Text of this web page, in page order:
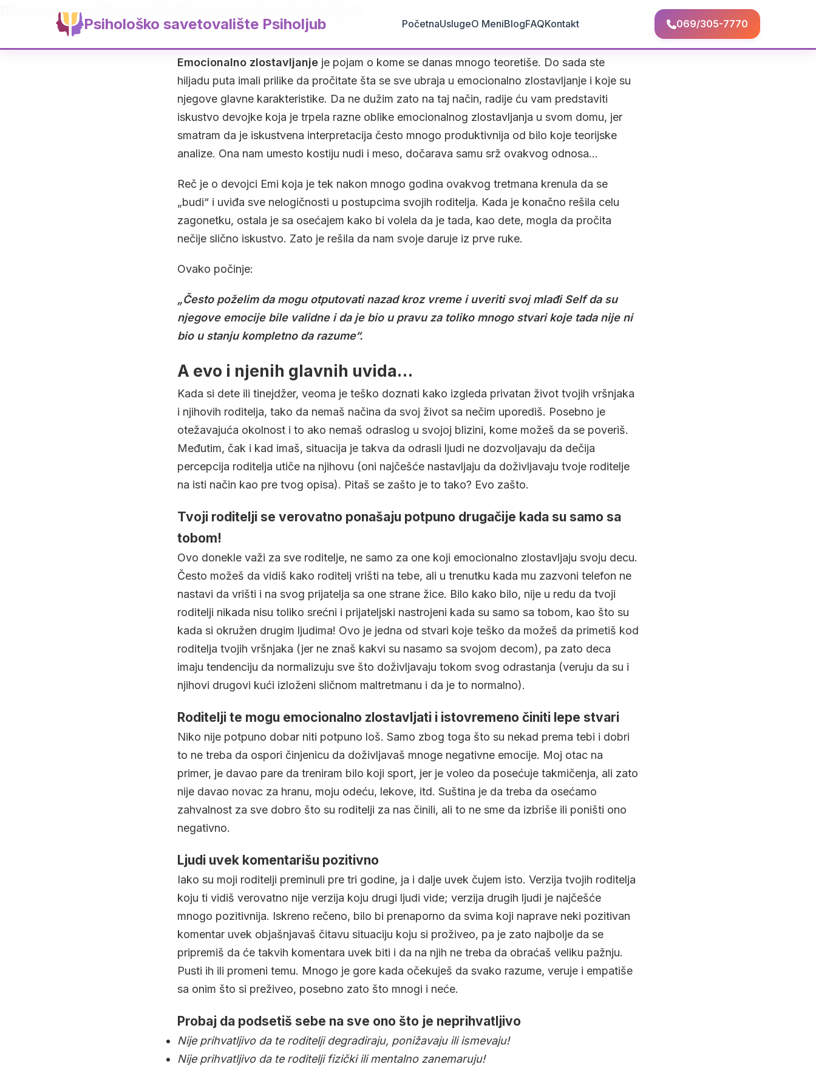
Psihološko savetovalište Psiholjub PočetnaUslugeO MeniBlogFAQKontakt 069/305-7770
Pismo svima čiji su roditelji emocionalni zlostavljači
Emocionalno zlostavljanje je pojam o kome se danas mnogo teoretiše. Do sada ste
hiljadu puta imali prilike da pročitate šta se sve ubraja u emocionalno zlostavljanje i koje su
njegove glavne karakteristike. Da ne dužim zato na taj način, radije ću vam predstaviti
iskustvo devojke koja je trpela razne oblike emocionalnog zlostavljanja u svom domu, jer
smatram da je iskustvena interpretacija često mnogo produktivnija od bilo koje teorijske
analize. Ona nam umesto kostiju nudi i meso, dočarava samu srž ovakvog odnosa…
Reč je o devojci Emi koja je tek nakon mnogo godina ovakvog tretmana krenula da se
„budi“ i uviđa sve nelogičnosti u postupcima svojih roditelja. Kada je konačno rešila celu
zagonetku, ostala je sa osećajem kako bi volela da je tada, kao dete, mogla da pročita
nečije slično iskustvo. Zato je rešila da nam svoje daruje iz prve ruke.
Ovako počinje:
„Često poželim da mogu otputovati nazad kroz vreme i uveriti svoj mlađi Self da su
njegove emocije bile validne i da je bio u pravu za toliko mnogo stvari koje tada nije ni
bio u stanju kompletno da razume“.
A evo i njenih glavnih uvida…
Kada si dete ili tinejdžer, veoma je teško doznati kako izgleda privatan život tvojih vršnjaka
i njihovih roditelja, tako da nemaš načina da svoj život sa nečim uporediš. Posebno je
otežavajuća okolnost i to ako nemaš odraslog u svojoj blizini, kome možeš da se poveriš.
Međutim, čak i kad imaš, situacija je takva da odrasli ljudi ne dozvoljavaju da dečija
percepcija roditelja utiče na njihovu (oni najčešće nastavljaju da doživljavaju tvoje roditelje
na isti način kao pre tvog opisa). Pitaš se zašto je to tako? Evo zašto.
Tvoji roditelji se verovatno ponašaju potpuno drugačije kada su samo sa
tobom!
Ovo donekle važi za sve roditelje, ne samo za one koji emocionalno zlostavljaju svoju decu.
Često možeš da vidiš kako roditelj vrišti na tebe, ali u trenutku kada mu zazvoni telefon ne
nastavi da vrišti i na svog prijatelja sa one strane žice. Bilo kako bilo, nije u redu da tvoji
roditelji nikada nisu toliko srećni i prijateljski nastrojeni kada su samo sa tobom, kao što su
kada si okružen drugim ljudima! Ovo je jedna od stvari koje teško da možeš da primetiš kod
roditelja tvojih vršnjaka (jer ne znaš kakvi su nasamo sa svojom decom), pa zato deca
imaju tendenciju da normalizuju sve što doživljavaju tokom svog odrastanja (veruju da su i
njihovi drugovi kući izloženi sličnom maltretmanu i da je to normalno).
Roditelji te mogu emocionalno zlostavljati i istovremeno činiti lepe stvari
Niko nije potpuno dobar niti potpuno loš. Samo zbog toga što su nekad prema tebi i dobri
to ne treba da ospori činjenicu da doživljavaš mnoge negativne emocije. Moj otac na
primer, je davao pare da treniram bilo koji sport, jer je voleo da posećuje takmičenja, ali zato
nije davao novac za hranu, moju odeću, lekove, itd. Suština je da treba da osećamo
zahvalnost za sve dobro što su roditelji za nas činili, ali to ne sme da izbriše ili poništi ono
negativno.
Ljudi uvek komentarišu pozitivno
Iako su moji roditelji preminuli pre tri godine, ja i dalje uvek čujem isto. Verzija tvojih roditelja
koju ti vidiš verovatno nije verzija koju drugi ljudi vide; verzija drugih ljudi je najčešće
mnogo pozitivnija. Iskreno rečeno, bilo bi prenaporno da svima koji naprave neki pozitivan
komentar uvek objašnjavaš čitavu situaciju koju si proživeo, pa je zato najbolje da se
pripremiš da će takvih komentara uvek biti i da na njih ne treba da obraćaš veliku pažnju.
Pusti ih ili promeni temu. Mnogo je gore kada očekuješ da svako razume, veruje i empatiše
sa onim što si preživeo, posebno zato što mnogi i neće.
Probaj da podsetiš sebe na sve ono što je neprihvatljivo
Nije prihvatljivo da te roditelji degradiraju, ponižavaju ili ismevaju!
Nije prihvatljivo da te roditelji fizički ili mentalno zanemaruju!